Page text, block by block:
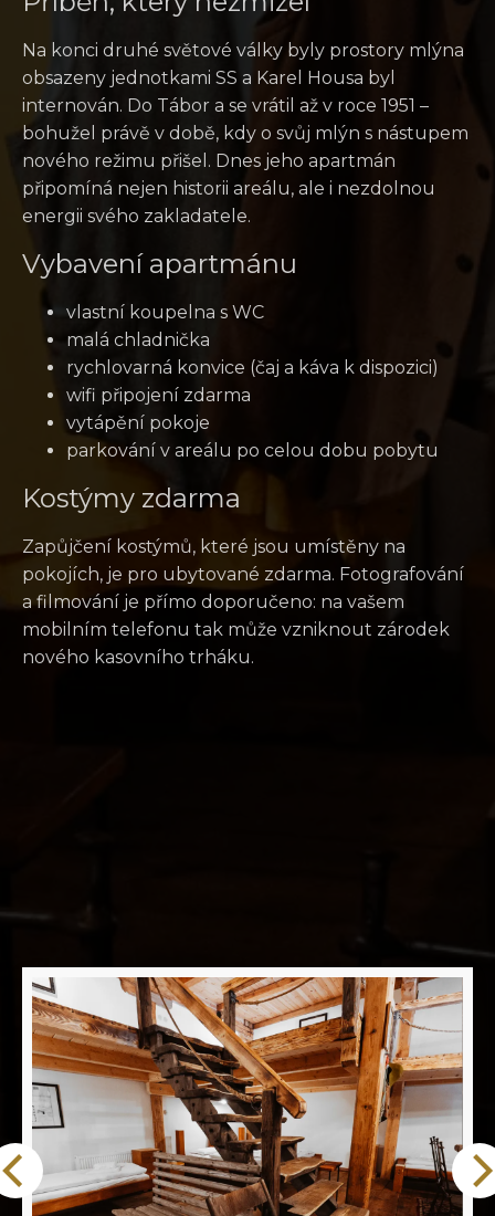
Na konci druhé světové války byly prostory mlýna
obsazeny jednotkami SS a Karel Housa byl
internován. Do Tábor a se vrátil až v roce 1951 –
bohužel právě v době, kdy o svůj mlýn s nástupem
nového režimu přišel. Dnes jeho apartmán
připomíná nejen historii areálu, ale i nezdolnou
energii svého zakladatele.
Vybavení apartmánu
vlastní koupelna s WC
malá chladnička
rychlovarná konvice (čaj a káva k dispozici)
wifi připojení zdarma
vytápění pokoje
parkování v areálu po celou dobu pobytu
Kostýmy zdarma
Zapůjčení kostýmů, které jsou umístěny na
pokojích, je pro ubytované zdarma. Fotografování
a filmování je přímo doporučeno: na vašem
mobilním telefonu tak může vzniknout zárodek
nového kasovního trháku.